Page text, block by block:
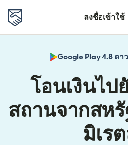
ลงชื่อเข้าใช้
Google Play 4.8 ดาว
โอนเงินไป
สถานจากสหรั
มิเร